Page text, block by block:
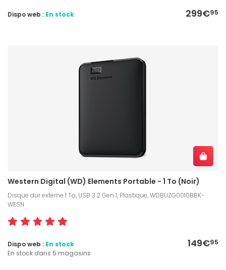
299€95
Dispo web : En stock
Western Digital (WD) Elements Portable - 1 To (Noir)
Disque dur externe 1 To, USB 3.2 Gen 1, Plastique, WDBUZG0010BBK-
WESN
149€95
Dispo web : En stock
En stock dans 5 magasins